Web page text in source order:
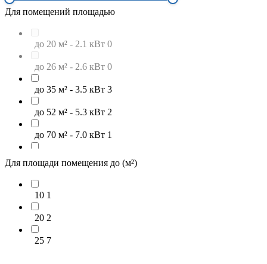
Для помещений площадью
до 20 м² - 2.1 кВт 0
до 26 м² - 2.6 кВт 0
до 35 м² - 3.5 кВт 3
до 52 м² - 5.3 кВт 2
до 70 м² - 7.0 кВт 1
до 106 м² - 10.6 кВт
свыше 106 м²
Для площади помещения до (м²)
10 1
20 2
25 7